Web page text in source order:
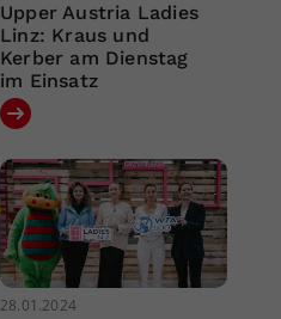
Upper Austria Ladies
Linz: Kraus und
Kerber am Dienstag
im Einsatz
28.01.2024